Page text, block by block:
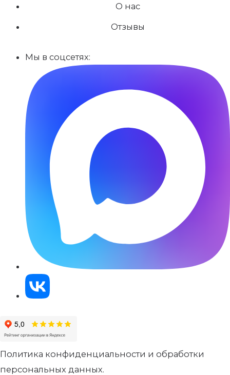
О нас
Отзывы
Мы в соцсетях:
Политика конфиденциальности и обработки
персональных данных.